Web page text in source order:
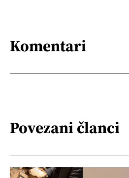
Komentari
Povezani članci